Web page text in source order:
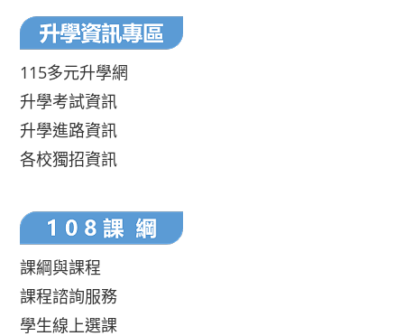
115多元升學網
升學考試資訊
升學進路資訊
各校獨招資訊
課綱與課程
課程諮詢服務
學生線上選課